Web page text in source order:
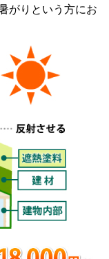
がりという方にお